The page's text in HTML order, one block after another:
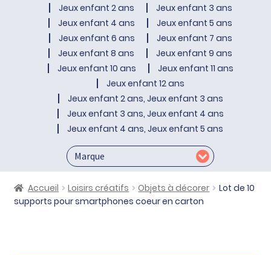
Jeux enfant 2 ans
Jeux enfant 3 ans
Jeux enfant 4 ans
Jeux enfant 5 ans
Jeux enfant 6 ans
Jeux enfant 7 ans
Jeux enfant 8 ans
Jeux enfant 9 ans
Jeux enfant 10 ans
Jeux enfant 11 ans
Jeux enfant 12 ans
Jeux enfant 2 ans, Jeux enfant 3 ans
Jeux enfant 3 ans, Jeux enfant 4 ans
Jeux enfant 4 ans, Jeux enfant 5 ans
Accueil Loisirs créatifs Objets à décorer
Lot de 10
supports pour smartphones coeur en carton